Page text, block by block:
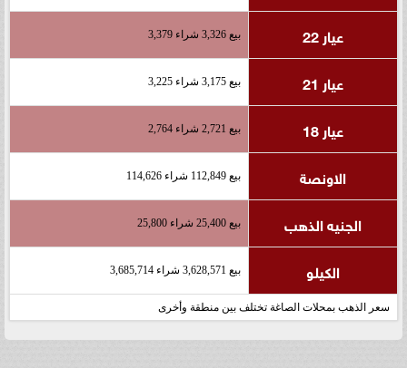
عيار 22 بيع 3,326 شراء 3,379
عيار 21 بيع 3,175 شراء 3,225
عيار 18 بيع 2,721 شراء 2,764
الاونصة بيع 112,849 شراء 114,626
الجنيه الذهب بيع 25,400 شراء 25,800
الكيلو بيع 3,628,571 شراء 3,685,714
سعر الذهب بمحلات الصاغة تختلف بين منطقة وأخرى